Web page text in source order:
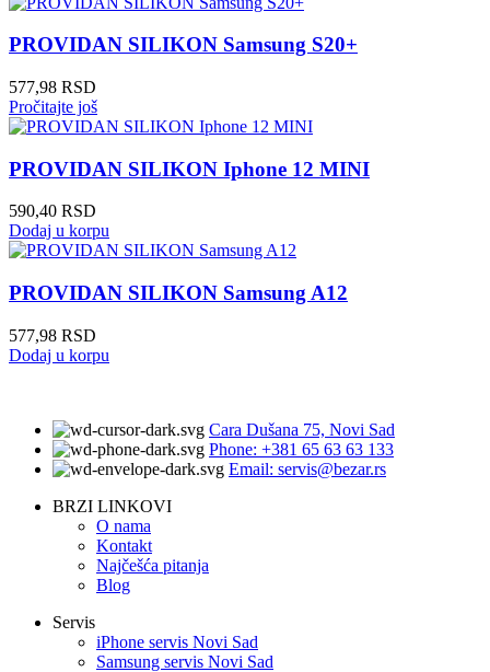
PROVIDAN SILIKON Samsung S20+
577,98 RSD
Pročitajte još
PROVIDAN SILIKON Iphone 12 MINI
590,40 RSD
Dodaj u korpu
PROVIDAN SILIKON Samsung A12
577,98 RSD
Dodaj u korpu
Cara Dušana 75, Novi Sad
Phone: +381 65 63 63 133
Email: servis@bezar.rs
BRZI LINKOVI
O nama
Kontakt
Najčešća pitanja
Blog
Servis
iPhone servis Novi Sad
Samsung servis Novi Sad